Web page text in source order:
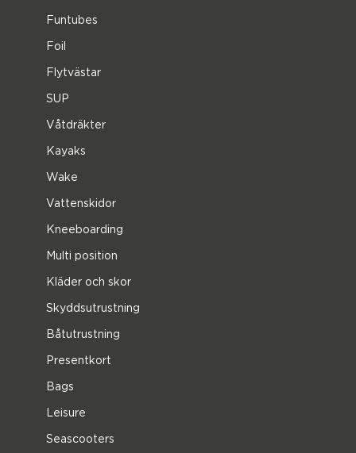
Funtubes
Foil
Flytvästar
SUP
Våtdräkter
Kayaks
Wake
Vattenskidor
Kneeboarding
Multi position
Kläder och skor
Skyddsutrustning
Båtutrustning
Presentkort
Bags
Leisure
Seascooters